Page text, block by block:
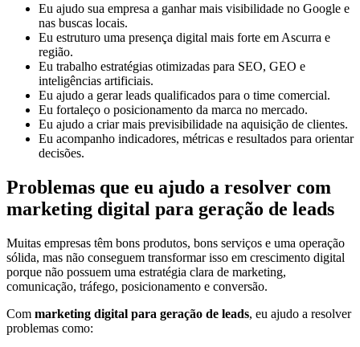
Eu ajudo sua empresa a ganhar mais visibilidade no Google e
nas buscas locais.
Eu estruturo uma presença digital mais forte em Ascurra e
região.
Eu trabalho estratégias otimizadas para SEO, GEO e
inteligências artificiais.
Eu ajudo a gerar leads qualificados para o time comercial.
Eu fortaleço o posicionamento da marca no mercado.
Eu ajudo a criar mais previsibilidade na aquisição de clientes.
Eu acompanho indicadores, métricas e resultados para orientar
decisões.
Problemas que eu ajudo a resolver com
marketing digital para geração de leads
Muitas empresas têm bons produtos, bons serviços e uma operação
sólida, mas não conseguem transformar isso em crescimento digital
porque não possuem uma estratégia clara de marketing,
comunicação, tráfego, posicionamento e conversão.
Com marketing digital para geração de leads, eu ajudo a resolver
problemas como: